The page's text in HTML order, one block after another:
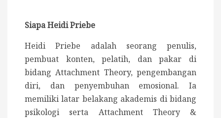
Siapa Heidi Priebe
Heidi Priebe adalah seorang penulis,
pembuat konten, pelatih, dan pakar di
bidang Attachment Theory, pengembangan
diri, dan penyembuhan emosional. Ia
memiliki latar belakang akademis di bidang
psikologi serta Attachment Theory &